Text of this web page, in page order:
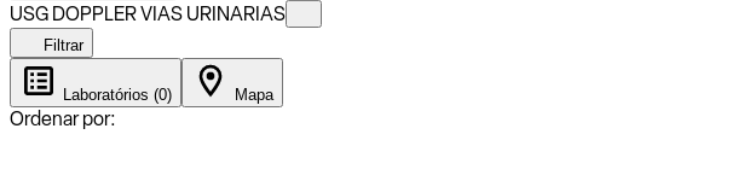
USG DOPPLER VIAS URINARIAS
Filtrar
Laboratórios (0) Mapa
Ordenar por: